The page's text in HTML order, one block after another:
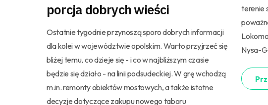
porcja dobrych wieści
Ostatnie tygodnie przynoszą sporo dobrych informacji
dla kolei w województwie opolskim. Warto przyjrzeć się
bliżej temu, co dzieje się - i co w najbliższym czasie
będzie się działo - na linii podsudeckiej. W grę wchodzą
m.in. remonty obiektów mostowych, a także istotne
decyzje dotyczące zakupu nowego taboru
terenie
Nysa-